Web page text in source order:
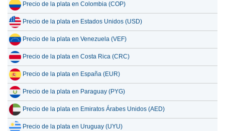
12 julio 2026 55,433.55
11 julio 2026 55,197.61
10 julio 2026 55,058.95
Precio de la plata en Colombia (COP)
Precio de la plata en Estados Unidos (USD)
Precio de la plata en Venezuela (VEF)
Precio de la plata en Costa Rica (CRC)
Precio de la plata en España (EUR)
Precio de la plata en Paraguay (PYG)
Precio de la plata en Emiratos Árabes Unidos (AED)
Precio de la plata en Uruguay (UYU)